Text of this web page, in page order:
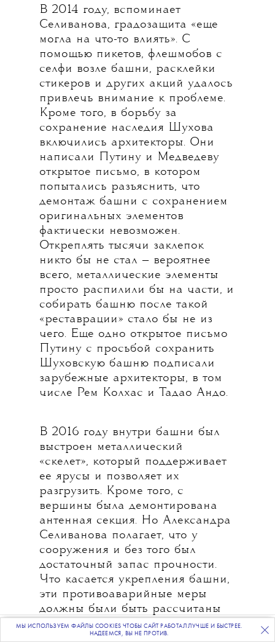
ПОДПИСЫВАЙТЕСЬНА НАШУ ВЕЧЕРНЮЮ РАССЫЛКУ
В 2014 году, вспоминает
Селиванова, градозащита «еще
могла на что-то влиять». С
помощью пикетов, флешмобов с
селфи возле башни, расклейки
стикеров и других акций удалось
привлечь внимание к проблеме.
Кроме того, в борьбу за
сохранение наследия Шухова
включились архитекторы. Они
написали Путину и Медведеву
открытое письмо, в котором
попытались разъяснить, что
демонтаж башни с сохранением
оригинальных элементов
фактически невозможен.
Откреплять тысячи заклепок
никто бы не стал — вероятнее
всего, металлические элементы
просто распилили бы на части, и
собирать башню после такой
«реставрации» стало бы не из
чего. Еще одно открытое письмо
Путину с просьбой сохранить
Шуховскую башню подписали
зарубежные архитекторы, в том
числе Рем Колхас и Тадао Андо.
В 2016 году внутри башни был
выстроен металлический
«скелет», который поддерживает
ее ярусы и позволяет их
разгрузить. Кроме того, с
вершины была демонтирована
антенная секция. Но Александра
Селиванова полагает, что у
сооружения и без того был
достаточный запас прочности.
Что касается укрепления башни,
эти противоаварийные меры
должны были быть рассчитаны
на год–два, но никак не на
десять лет. Селиванова называет
МЫ ИСПОЛЬЗУЕМ ФАЙЛЫ COOKIES ЧТОБЫ САЙТ РАБОТАЛ ЛУЧШЕ И БЫСТРЕЕ.
НАДЕЕМСЯ, ВЫ НЕ ПРОТИВ.